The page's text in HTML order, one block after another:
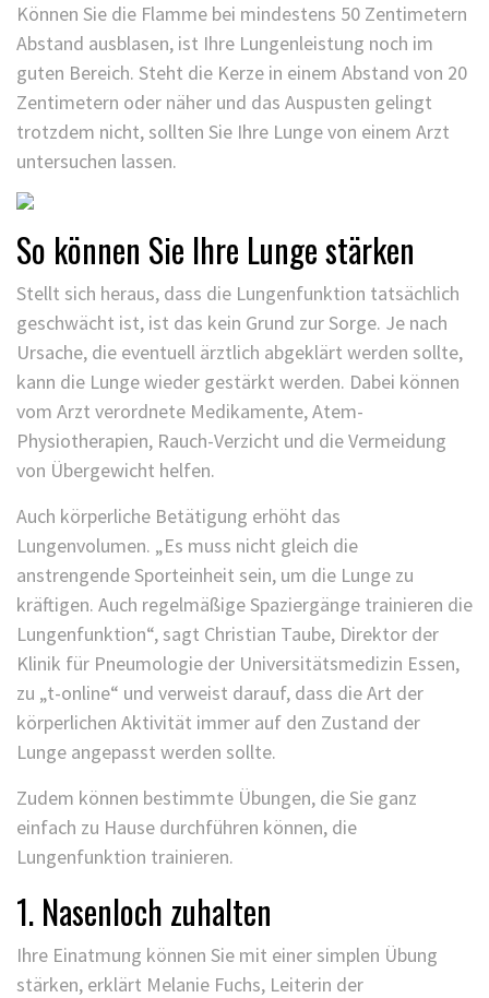
Können Sie die Flamme bei mindestens 50 Zentimetern
Abstand ausblasen, ist Ihre Lungenleistung noch im
guten Bereich. Steht die Kerze in einem Abstand von 20
Zentimetern oder näher und das Auspusten gelingt
trotzdem nicht, sollten Sie Ihre Lunge von einem Arzt
untersuchen lassen.
So können Sie Ihre Lunge stärken
Stellt sich heraus, dass die Lungenfunktion tatsächlich
geschwächt ist, ist das kein Grund zur Sorge. Je nach
Ursache, die eventuell ärztlich abgeklärt werden sollte,
kann die Lunge wieder gestärkt werden. Dabei können
vom Arzt verordnete Medikamente, Atem-
Physiotherapien, Rauch-Verzicht und die Vermeidung
von Übergewicht helfen.
Auch körperliche Betätigung erhöht das
Lungenvolumen. „Es muss nicht gleich die
anstrengende Sporteinheit sein, um die Lunge zu
kräftigen. Auch regelmäßige Spaziergänge trainieren die
Lungenfunktion“, sagt Christian Taube, Direktor der
Klinik für Pneumologie der Universitätsmedizin Essen,
zu „t-online“ und verweist darauf, dass die Art der
körperlichen Aktivität immer auf den Zustand der
Lunge angepasst werden sollte.
Zudem können bestimmte Übungen, die Sie ganz
einfach zu Hause durchführen können, die
Lungenfunktion trainieren.
1. Nasenloch zuhalten
Ihre Einatmung können Sie mit einer simplen Übung
stärken, erklärt Melanie Fuchs, Leiterin der